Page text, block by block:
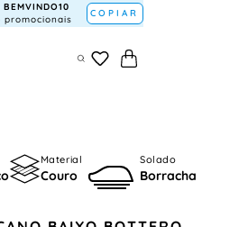
BEMVINDO10
promocionais
COPIAR
Material
Couro
Solado
Borracha